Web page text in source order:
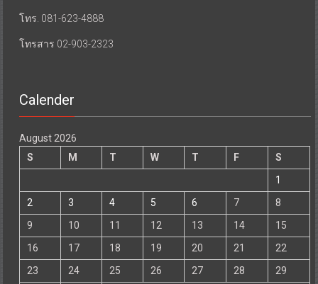
โทร. 081-623-4888
โทรสาร 02-903-2323
Calender
August 2026
S
M T W T F
S
1
2
3 4 5 6 7
8
9
10 11 12 13 14
15
16
17 18 19 20 21
22
23
24 25 26 27 28
29